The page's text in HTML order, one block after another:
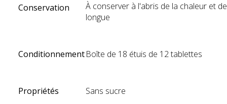
Conservation
À conserver à l'abris de la chaleur et
longue
ConditionnementBoîte de 18 étuis de 12 tablettes
Propriétés Sans sucre